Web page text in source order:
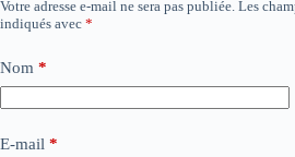
Votre adresse e-mail ne sera pas publiée. Les
indiqués avec *
Nom *
E-mail *